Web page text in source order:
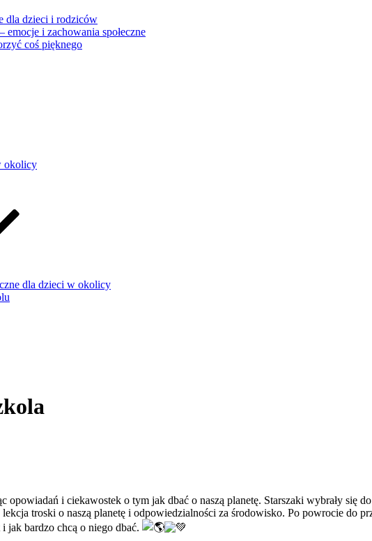
dla dzieci i rodziców
i zachowania społeczne
coś pięknego
okolicy
dla dzieci w okolicy
i ciekawostek o tym jak dbać o naszą planetę. Starszaki wybrały się
troski o naszą planetę i odpowiedzialności za środowisko. Po powrocie do
jak bardzo chcą o niego dbać.